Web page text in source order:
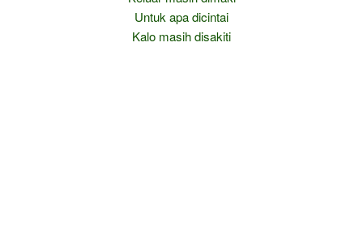
Untuk apa dicintai
Kalo masih disakiti